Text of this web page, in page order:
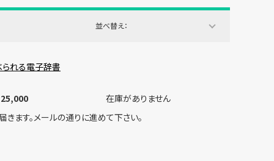
並べ替え：
れる電子辞書
25,000
在庫がありません
ます。メールの通りに進めて下さい。